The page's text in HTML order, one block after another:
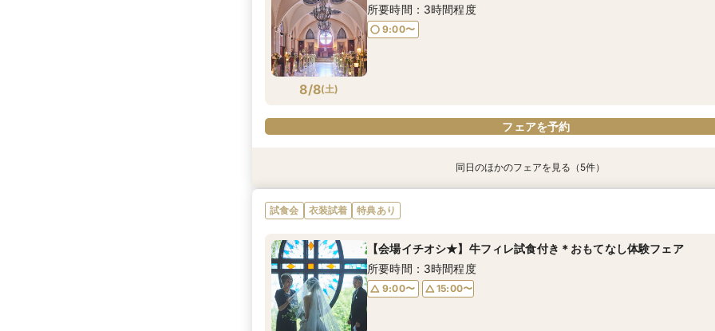
8/8(土)
所要時間：3時間程度
9:00〜
フェアを予約
8/8(土)
【愛され花嫁*ALL体験♪】歴史ある本格大聖堂×美食フェア！
9:00〜 15:00〜
8/8(土)
1件目来館にもおすすめ☆【お料理重視派に人気】コース料理付き相
9:00〜 15:00〜
8/8(土)
★初見学おススメ★少人数WD相談会
9:00〜 15:00〜
8/8(土)
【1件目来館がお得★嬉しい特典付き】初めての方でも安心。館内見
9:00〜 15:00〜
8/8(土)
【会場イチオシ★】牛フィレ試食付き＊おもてなし体験フェア
9:00〜 15:00〜
同日のほかのフェアを見る（5件）
試食会 衣装試着 特典あり
【会場イチオシ★】牛フィレ試食付き＊おもてなし体験フェア
所要時間：3時間程度
9:00〜 15:00〜